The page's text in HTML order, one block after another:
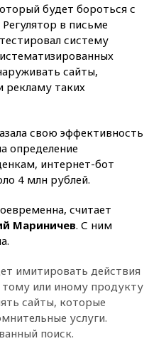
будет бороться с
в письме
систему
сайты,
рекламу таких
свою эффективность
определение
интернет-бот
4 млн рублей.
считает
Мариничев. С ним
имитировать действия
тому или иному продукту
сайты, которые
услуги.
поиск.